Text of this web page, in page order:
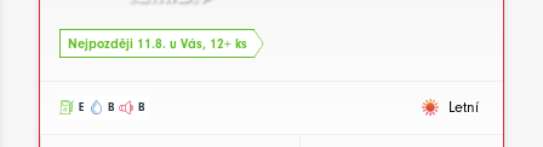
Nejpozději 11.8. u Vás, 12+ ks
E B B Letní